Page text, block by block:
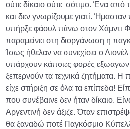
ούτε δίκαιο ούτε ισότιμο. Ένα
και δεν γνωρίζουμε γιατί.
υπήρξε φάουλ πάνω στον Χάμντι
παραμείνει στη διοργάνωση η
Ίσως ήθελαν να συνεχίσει ο
υπάρχουν κάποιες φορές
ξεπερνούν τα τεχνικά ζητήματα. Η
είχε στήριξη σε όλα τα επίπεδα!
που συνέβαινε δεν ήταν δίκαιο.
Αργεντινή δεν άξιζε. Όταν
θα ξαναδώ ποτέ Παγκόσμιο